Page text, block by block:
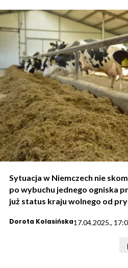
Sytuacja w Niemczech nie
po wybuchu jednego ogniska
już status kraju wolnego od
Dorota Kolasińska17.04.2025.,